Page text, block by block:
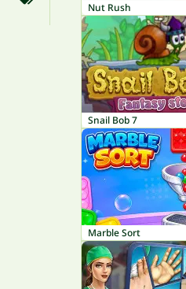
Nut Rush
Snail Bob 7
Marble Sort